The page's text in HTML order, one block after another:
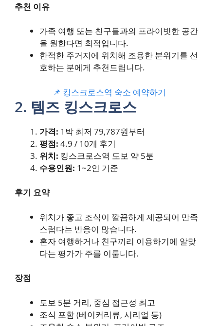
추천 이유
가족 여행 또는 친구들과의 프라이빗한 공간
을 원한다면 최적입니다.
한적한 주거지에 위치해 조용한 분위기를 선
호하는 분에게 추천드립니다.
📌 킹스크로스역 숙소 예약하기
2. 템즈 킹스크로스
가격: 1박 최저 79,787원부터
평점: 4.9 / 10개 후기
위치: 킹스크로스역 도보 약 5분
수용인원: 1~2인 기준
후기 요약
위치가 좋고 조식이 깔끔하게 제공되어 만족
스럽다는 반응이 많습니다.
혼자 여행하거나 친구끼리 이용하기에 알맞
다는 평가가 주를 이룹니다.
장점
도보 5분 거리, 중심 접근성 최고
조식 포함 (베이커리류, 시리얼 등)